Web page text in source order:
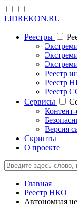
LIDREKON.RU
Реестры
Реестр
Реестр
Реестр
Cервисы
Версия
Скрипты
О проекте
Главная
Реестр НКО
Автономная